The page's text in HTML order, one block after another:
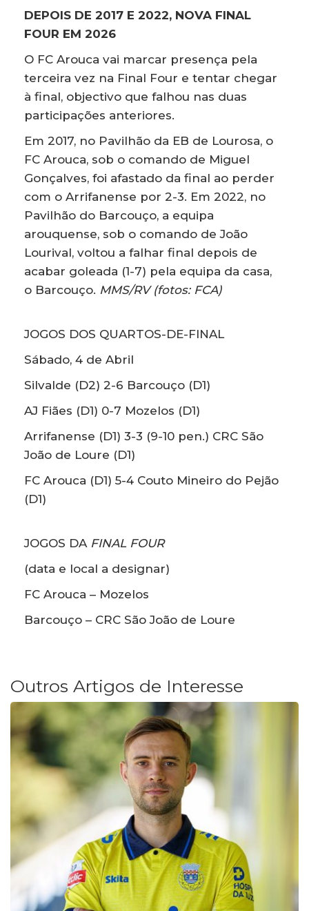
DEPOIS DE 2017 E 2022, NOVA FINAL
FOUR EM 2026
O FC Arouca vai marcar presença pela
terceira vez na Final Four e tentar chegar
à final, objectivo que falhou nas duas
participações anteriores.
Em 2017, no Pavilhão da EB de Lourosa, o
FC Arouca, sob o comando de Miguel
Gonçalves, foi afastado da final ao perder
com o Arrifanense por 2-3. Em 2022, no
Pavilhão do Barcouço, a equipa
arouquense, sob o comando de João
Lourival, voltou a falhar final depois de
acabar goleada (1-7) pela equipa da casa,
o Barcouço. MMS/RV (fotos: FCA)
JOGOS DOS QUARTOS-DE-FINAL
Sábado, 4 de Abril
Silvalde (D2) 2-6 Barcouço (D1)
AJ Fiães (D1) 0-7 Mozelos (D1)
Arrifanense (D1) 3-3 (9-10 pen.) CRC São
João de Loure (D1)
FC Arouca (D1) 5-4 Couto Mineiro do Pejão
(D1)
JOGOS DA FINAL FOUR
(data e local a designar)
FC Arouca – Mozelos
Barcouço – CRC São João de Loure
Outros Artigos de Interesse